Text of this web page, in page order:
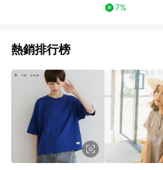
7%
熱銷排行榜